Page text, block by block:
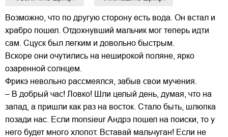
Возможно, что по другую сторону есть вода. Он встал и
храбро пошел. Отдохнувший мальчик мог теперь идти
сам. Сцуск был легким и довольно быстрым.
Вскоре они очутились на неширокой поляне, ярко
озаренной солнцем.
Фрикэ невольно рассмеялся, забыв свои мучения.
– В добрый час! Ловко! Шли целый день, думая, что на
запад, а пришли как раз на восток. Стало быть, шлюпка
позади нас. Если monsieur Андрэ пошел на поиски, то у
него будет много хлопот. Вставай мальчуган! Если не